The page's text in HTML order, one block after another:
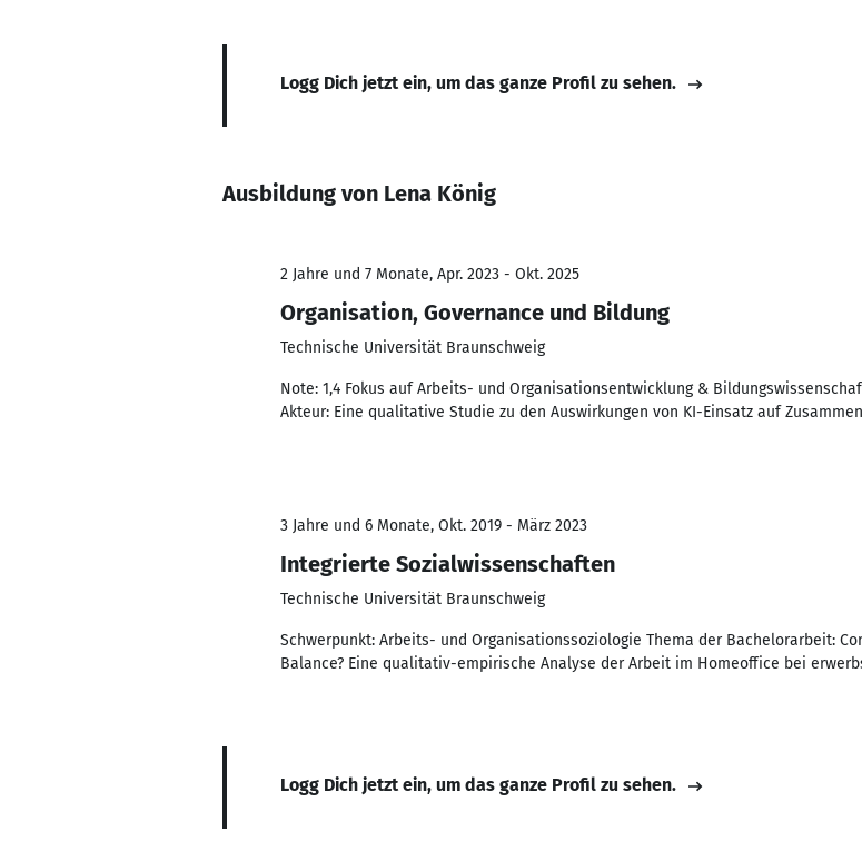
Logg Dich jetzt ein, um das ganze Profil zu sehen.
Ausbildung von Lena König
2 Jahre und 7 Monate, Apr. 2023 - Okt. 2025
Organisation, Governance und Bildung
Technische Universität Braunschweig
Note: 1,4 Fokus auf Arbeits- und Organisationsentwicklung &
Akteur: Eine qualitative Studie zu den Auswirkungen von KI-Einsatz auf
3 Jahre und 6 Monate, Okt. 2019 - März 2023
Integrierte Sozialwissenschaften
Technische Universität Braunschweig
Schwerpunkt: Arbeits- und Organisationssoziologie Thema der Bachelorarbeit:
Balance? Eine qualitativ-empirische Analyse der Arbeit im Homeoffice bei
Logg Dich jetzt ein, um das ganze Profil zu sehen.